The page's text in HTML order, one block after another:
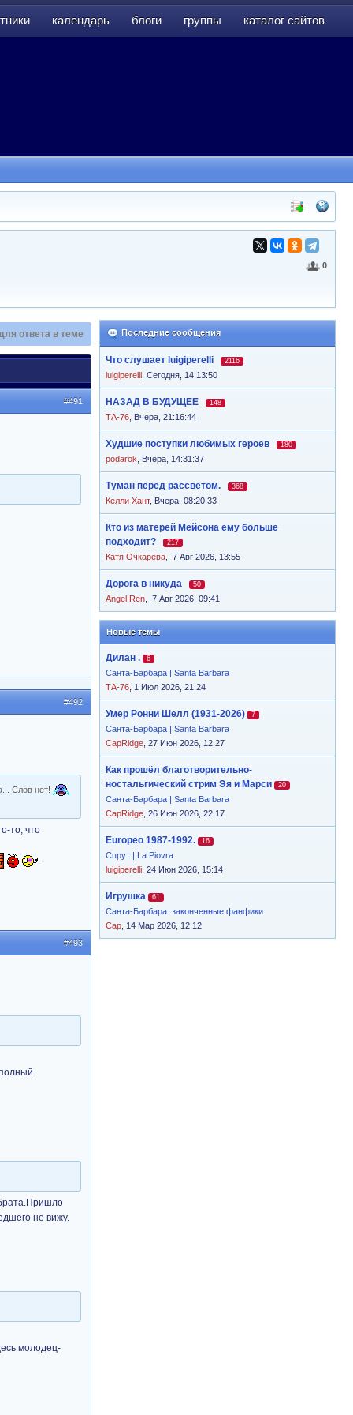
календарь блоги группы каталог сайтов
0
Последние сообщения
Что слушает luigiperelli 2116
luigiperelli Сегодня, 14:13:50
НАЗАД В БУДУЩЕЕ 148
ТА-76 Вчера, 21:16:44
Худшие поступки любимых героев 180
podarok Вчера, 14:31:37
Туман перед рассветом. 368
Келли Хант, Вчера, 08:20:33
Кто из матерей Мейсона ему больше
подходит?
217
Катя Очкарева 7 Авг 2026, 13:55
Дорога в никуда 50
Angel Ren 7 Авг 2026, 09:41
Новые темы
Дилан . 6
Санта-Барбара | Santa Barbara
ТА-76 , 1 Июл 2026, 21:24
Умер Ронни Шелл (1931-2026) 7
Санта-Барбара | Santa Barbara
CapRidge , 27 Июн 2026, 12:27
Как прошёл благотворительно-
ностальгический стрим Эя и Марси
20
Санта-Барбара | Santa Barbara
CapRidge , 26 Июн 2026, 22:17
Europeo 1987-1992. 16
Спрут | La Piovra
luigiperelli , 24 Июн 2026, 15:14
Игрушка 61
Санта-Барбара: законченные фанфики
Cap , 14 Мар 2026, 12:12
ответа в теме
#491
#492
Слов нет!
то, что
#493
не вижу.
молодец-